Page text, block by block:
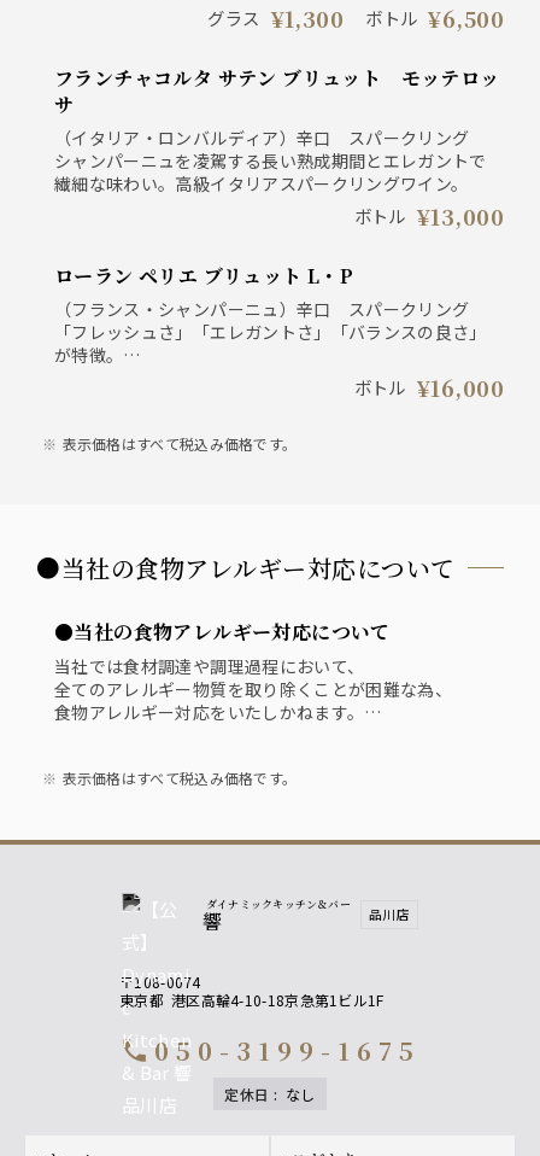
グラス ¥1,300 ボトル ¥6,500
フランチャコルタ サテン ブリュット モッテロッ
サ
（イタリア・ロンバルディア）辛口 スパークリング
シャンパーニュを凌駕する長い熟成期間とエレガントで
繊細な味わい。高級イタリアスパークリングワイン。
ボトル ¥13,000
ローラン ペリエ ブリュット L・P
（フランス・シャンパーニュ）辛口 スパークリング
「フレッシュさ」「エレガントさ」「バランスの良さ」
が特徴。
厳選されたシャルドネ比率が高く、白い花の香り。
ボトル ¥16,000
表示価格はすべて税込み価格です。
●当社の食物アレルギー対応について
●当社の食物アレルギー対応について
当社では食材調達や調理過程において、
全てのアレルギー物質を取り除くことが困難な為、
食物アレルギー対応をいたしかねます。
表示価格はすべて税込み価格です。
ダイナミックキッチン＆バー
響 品川店
〒108-0074
東京都 港区高輪4-10-18京急第1ビル1F
call 050-3199-1675
定休日 : なし
Footer navigation